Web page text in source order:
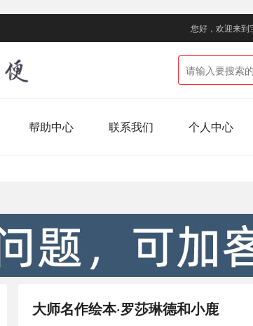
您好，欢迎来到
帮助中心 联系我们 个人中心
大师名作绘本·罗莎琳德和小鹿